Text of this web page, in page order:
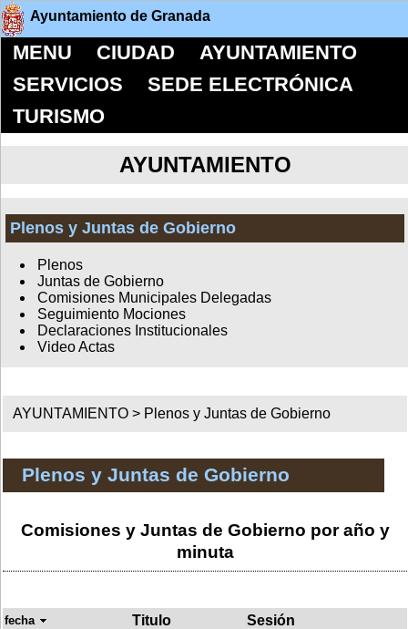
Ayuntamiento de Granada
MENU CIUDAD
AYUNTAMIENTO
SERVICIOS
SEDE ELECTRÓNICA
TURISMO
AYUNTAMIENTO
Plenos y Juntas de Gobierno
Plenos
Juntas de Gobierno
Comisiones Municipales Delegadas
Seguimiento Mociones
Declaraciones Institucionales
Video Actas
AYUNTAMIENTO > Plenos y Juntas de Gobierno
Plenos y Juntas de Gobierno
Comisiones y Juntas de Gobierno por año y
minuta
fecha Titulo
Sesión